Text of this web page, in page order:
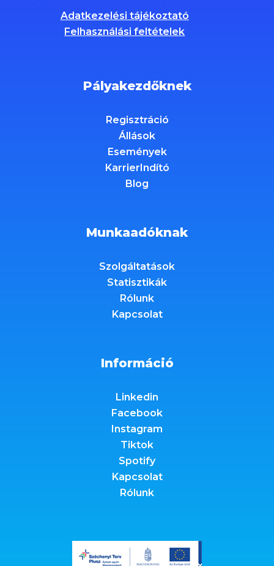
Adatkezelési tájékoztató
Felhasználási feltételek
Pályakezdőknek
Regisztráció
Állások
Események
KarrierIndító
Blog
Munkaadóknak
Szolgáltatások
Statisztikák
Rólunk
Kapcsolat
Információ
Linkedin
Facebook
Instagram
Tiktok
Spotify
Kapcsolat
Rólunk